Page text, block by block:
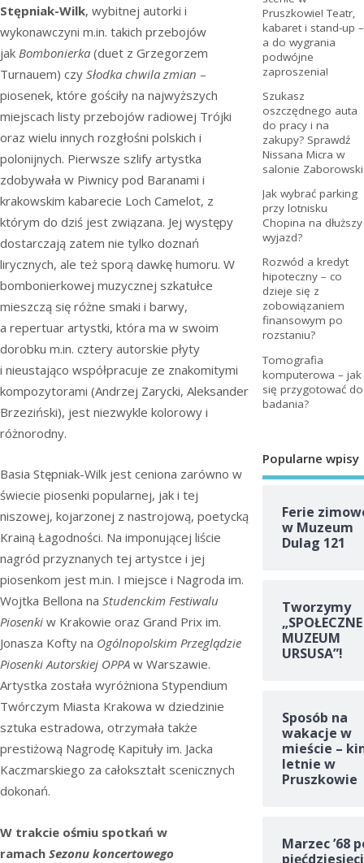
Stępniak-Wilk, wybitnej autorki i
wykonawczyni m.in. takich przebojów
jak Bombonierka (duet z Grzegorzem
Turnauem) czy Słodka chwila zmian –
piosenek, które gościły na najwyższych
miejscach listy przebojów radiowej Trójki
oraz wielu innych rozgłośni polskich i
polonijnych. Pierwsze szlify artystka
zdobywała w Piwnicy pod Baranami i
krakowskim kabarecie Loch Camelot, z
którym do dziś jest związana. Jej występy
dostarczają zatem nie tylko doznań
lirycznych, ale też sporą dawkę humoru. W
bombonierkowej muzycznej szkatułce
mieszczą się różne smaki i barwy,
a repertuar artystki, która ma w swoim
dorobku m.in. cztery autorskie płyty
i nieustająco współpracuje ze znakomitymi
kompozytorami (Andrzej Zarycki, Aleksander
Brzeziński), jest niezwykle kolorowy i
różnorodny.
Basia Stępniak-Wilk jest ceniona zarówno w
świecie piosenki popularnej, jak i tej
niszowej, kojarzonej z nastrojową, poetycką
Krainą Łagodności. Na imponującej liście
nagród przyznanych tej artystce i jej
piosenkom jest m.in. I miejsce i Nagroda im.
Wojtka Bellona na Studenckim Festiwalu
Piosenki w Krakowie oraz Grand Prix im.
Jonasza Kofty na Ogólnopolskim Przeglądzie
Piosenki Autorskiej OPPA w Warszawie.
Artystka została wyróżniona Stypendium
Twórczym Miasta Krakowa w dziedzinie
sztuka estradowa, otrzymała także
prestiżową Nagrodę Kapituły im. Jacka
Kaczmarskiego za całokształt scenicznych
dokonań.
W trakcie ośmiu spotkań w
ramach Sezonu koncertowego
Pruszkowie! Teatr,
kabaret i stand-up –
a do wygrania
podwójne
zaproszenia!
Szukasz
oszczędnego auta
do pracy i na
zakupy? Sprawdź
Nissana Micra w
salonie Zaborowski
Jak wybrać parking
przy lotnisku
Chopina na dłuższy
wyjazd?
Rozwód a kredyt
hipoteczny – co
dzieje się z
zobowiązaniem
finansowym po
rozstaniu?
Tomografia
komputerowa – jak
się przygotować do
badania?
Popularne wpisy
Ferie
w Muzeum
Dulag 121
Tworzymy
„SPOŁECZNE
MUZEUM
URSUSA”!
Sposób na
wakacje w
mieście –
letnie w
Pruszkowie
Marzec ’68